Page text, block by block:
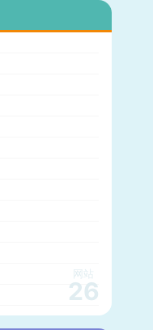
网站
26